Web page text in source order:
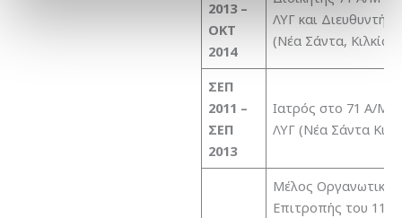
2013 –
ΟΚΤ
2014
ΛΥΓ και Διευθυντής
(Νέα Σάντα, Κιλκίς)
ΣΕΠ
2011 –
ΣΕΠ
2013
Ιατρός στο 71 Α/Μ
ΛΥΓ (Νέα Σάντα
Μέλος Οργανωτικής
Επιτροπής του 11ο